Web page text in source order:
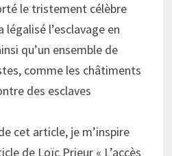
le tristement célèbre
légalisé l’esclavage en
qu’un ensemble de
comme les châtiments
des esclaves
cet article, je m’inspire
de Loïc Prieur « L’accès